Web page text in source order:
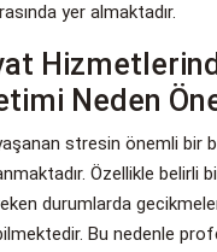
yer almaktadır.
Neden
stresin önemli bir
Özellikle belirli
durumlarda
Bu nedenle